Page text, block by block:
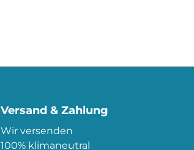
Versand & Zahlung
Wir versenden
100% klimaneutral